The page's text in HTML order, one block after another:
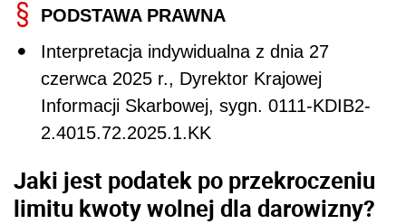
PODSTAWA PRAWNA
Interpretacja indywidualna z dnia 27
czerwca 2025 r., Dyrektor Krajowej
Informacji Skarbowej, sygn. 0111-KDIB2-
2.4015.72.2025.1.KK
Jaki jest podatek po przekroczeniu
limitu kwoty wolnej dla darowizny?